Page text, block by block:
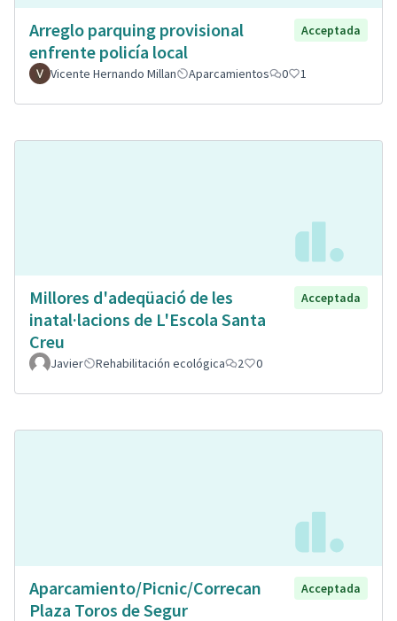
Arreglo parquing provisional
enfrente policía local
Acceptada
Vicente Hernando Millan Aparcamientos 0 1
Millores d'adeqüació de les
inatal·lacions de L'Escola Santa
Creu
Acceptada
Javier Rehabilitación ecológica 2 0
Aparcamiento/Picnic/Correcan
Plaza Toros de Segur
Acceptada